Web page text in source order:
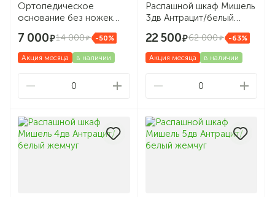
Ортопедическое
основание без ножек
7 000 14 000 -50%
Акция месяца в наличии
0
Распашной шкаф Мишель
3дв Антрацит/белый
22 500 62 000 -63%
Акция месяца в наличии
0